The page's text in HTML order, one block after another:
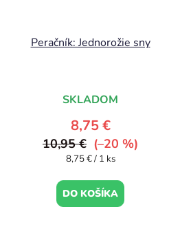
Peračník: Jednorožie sny
SKLADOM
8,75 €
10,95 € (–20 %)
Jednotková
8,75 € / 1 ks
DO KOŠÍKA